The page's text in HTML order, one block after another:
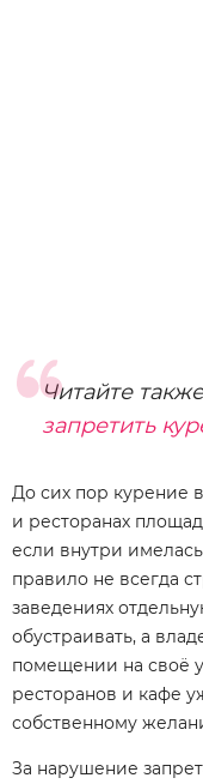
Читайте
запретить
До сих пор курение
и ресторанах
если внутри
правило не всегда
заведениях
обустраивать, а
помещении на своё
ресторанов и кафе
собственному
За нарушение